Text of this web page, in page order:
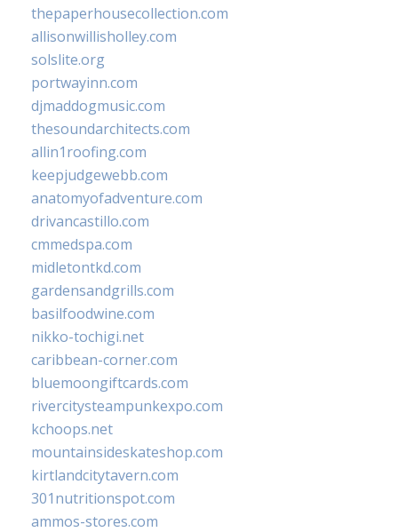
thepaperhousecollection.com
allisonwillisholley.com
solslite.org
portwayinn.com
djmaddogmusic.com
thesoundarchitects.com
allin1roofing.com
keepjudgewebb.com
anatomyofadventure.com
drivancastillo.com
cmmedspa.com
midletontkd.com
gardensandgrills.com
basilfoodwine.com
nikko-tochigi.net
caribbean-corner.com
bluemoongiftcards.com
rivercitysteampunkexpo.com
kchoops.net
mountainsideskateshop.com
kirtlandcitytavern.com
301nutritionspot.com
ammos-stores.com